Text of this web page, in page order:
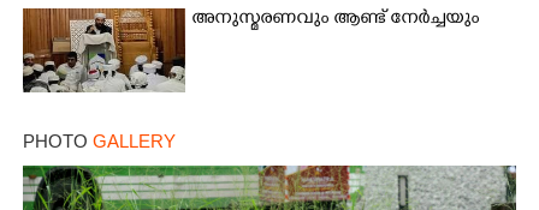
അനുസ്മരണവും ആണ്ട് നേർച്ചയും
PHOTO GALLERY